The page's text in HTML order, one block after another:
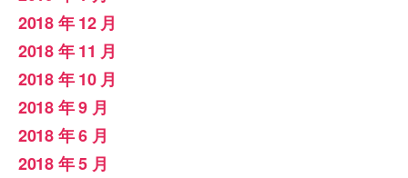
2018 年 12 月
2018 年 11 月
2018 年 10 月
2018 年 9 月
2018 年 6 月
2018 年 5 月